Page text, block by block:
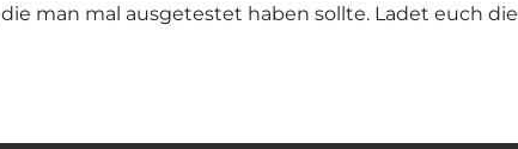
man mal ausgetestet haben sollte. Ladet euch die